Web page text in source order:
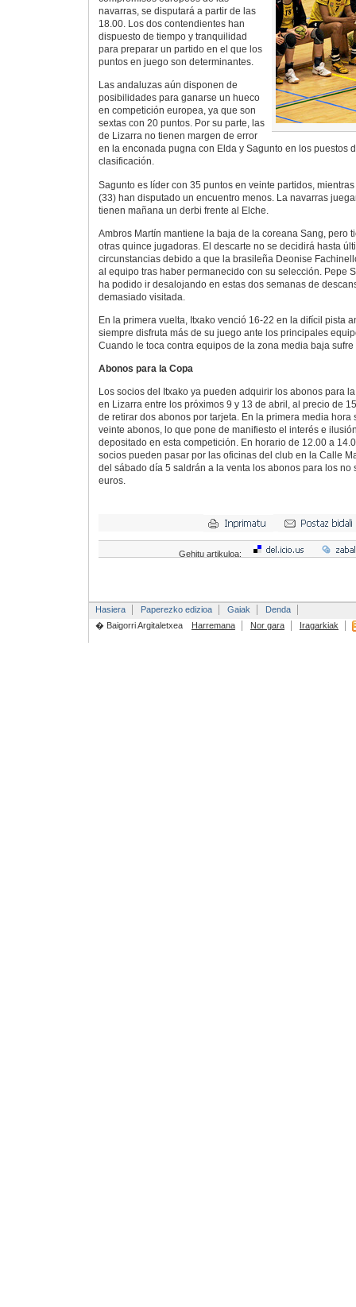
navarras, se disputará a partir de las
18.00. Los dos contendientes han
dispuesto de tiempo y tranquilidad
para preparar un partido en el que los
puntos en juego son determinantes.
Las andaluzas aún disponen de
posibilidades para ganarse un hueco
en competición europea, ya que son
sextas con 20 puntos. Por su parte, las
de Lizarra no tienen margen de error
en la enconada pugna con Elda y Sagunto en los puestos
clasificación.
Sagunto es líder con 35 puntos en veinte partidos,
(33) han disputado un encuentro menos. La navarras
tienen mañana un derbi frente al Elche.
Ambros Martín mantiene la baja de la coreana Sang, pero
otras quince jugadoras. El descarte no se decidirá hasta
circunstancias debido a que la brasileña Deonise
al equipo tras haber permanecido con su selección. Pepe
ha podido ir desalojando en estas dos semanas de
demasiado visitada.
En la primera vuelta, Itxako venció 16-22 en la difícil pista
siempre disfruta más de su juego ante los principales
Cuando le toca contra equipos de la zona media baja
Abonos para la Copa
Los socios del Itxako ya pueden adquirir los abonos para
en Lizarra entre los próximos 9 y 13 de abril, al precio de
de retirar dos abonos por tarjeta. En la primera media hora
veinte abonos, lo que pone de manifiesto el interés e
depositado en esta competición. En horario de 12.00 a
socios pueden pasar por las oficinas del club en la Calle
del sábado día 5 saldrán a la venta los abonos para los no
euros.
Gehitu artikuloa:
Hasiera Paperezko edizioa Gaiak
Denda
� Baigorri Argitaletxea
Harremana Nor gara Iragarkiak